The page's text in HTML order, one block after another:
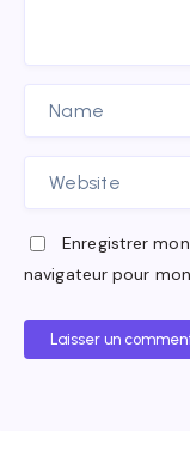
Enregistrer
navigateur pour
Laisser un